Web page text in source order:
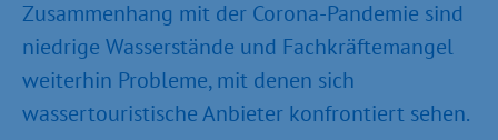
Zusammenhang mit der Corona-Pandemie sind
niedrige Wasserstände und Fachkräfte­mangel
weiterhin Probleme, mit denen sich
wassertouristische Anbieter konfrontiert sehen.